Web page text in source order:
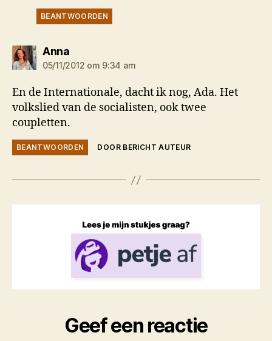
BEANTWOORDEN
Annazegt:
05/11/2012 om 9:34 am
En de Internationale, dacht ik nog, Ada. Het
volkslied van de socialisten, ook twee
coupletten.
BEANTWOORDEN DOOR BERICHT AUTEUR
Geef een reactie